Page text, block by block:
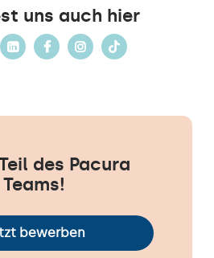
uns auch hier
des Pacura
Teams!
bewerben